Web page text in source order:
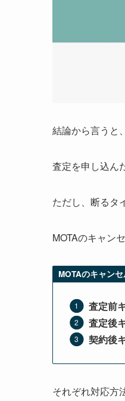
結論から言うと、
査定を申し込ん
ただし、断るタ
MOTAのキャン
MOTAのキャン
査定前
査定後
契約後
それぞれ対応方